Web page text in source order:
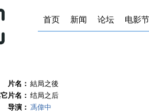
首页 新闻 论坛 电影节
片名： 結局之後
片名： 结局之后
导演： 馮偉中